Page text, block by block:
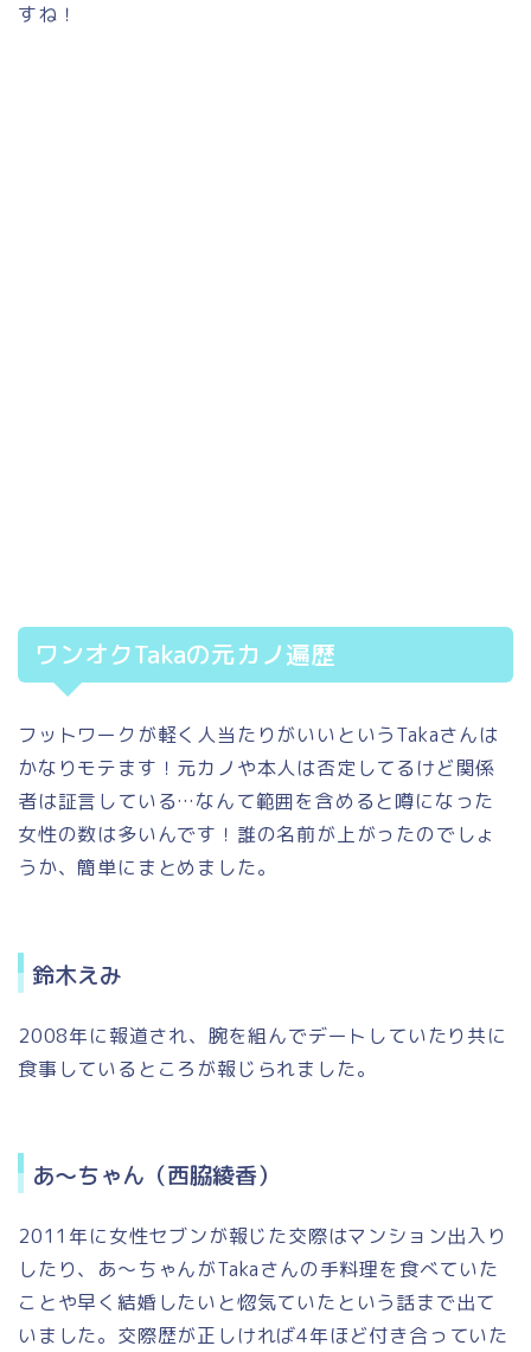
すね！
ワンオクTakaの元カノ遍歴
フットワークが軽く人当たりがいいというTakaさんは
かなりモテます！元カノや本人は否定してるけど関係
者は証言している…なんて範囲を含めると噂になった
女性の数は多いんです！誰の名前が上がったのでしょ
うか、簡単にまとめました。
鈴木えみ
2008年に報道され、腕を組んでデートしていたり共に
食事しているところが報じられました。
あ〜ちゃん（西脇綾香）
2011年に女性セブンが報じた交際はマンション出入り
したり、あ〜ちゃんがTakaさんの手料理を食べていた
ことや早く結婚したいと惚気ていたという話まで出て
いました。交際歴が正しければ4年ほど付き合っていた